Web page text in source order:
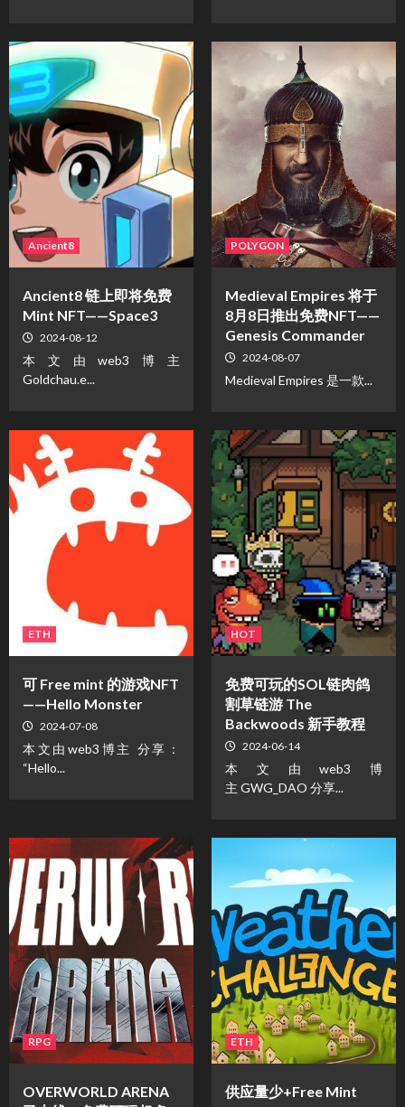
Ancient8
Ancient8 链上即将免费
Mint NFT——Space3
2024-08-12
本文由web3博主
Goldchau.e...
POLYGON
Medieval Empires 将于
8月8日推出免费NFT——
Genesis Commander
2024-08-07
Medieval Empires 是一款...
ETH
可 Free mint 的游戏NFT
——Hello Monster
2024-07-08
本文由web3博主 分享：
“Hello...
HOT
免费可玩的SOL链肉鸽
割草链游 The
Backwoods 新手教程
2024-06-14
本文由web3博
主 GWG_DAO 分享...
RPG
OVERWORLD ARENA
ETH
供应量少+Free Mint